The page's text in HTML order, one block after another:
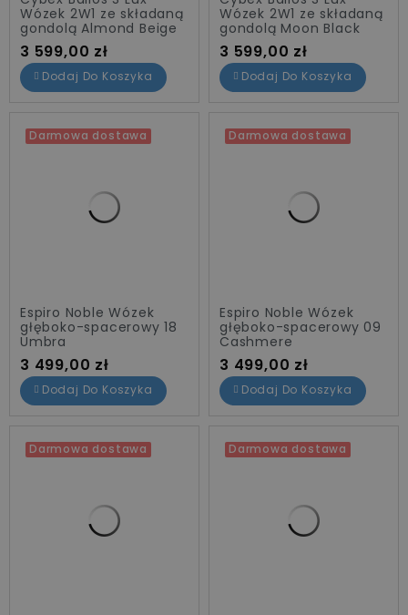
Chicco
CYBEX
Espiro
Future Design
KINDERKRAFT
Promocje
Wózek 2W1 ze składaną
gondolą Almond Beige
Cena
3 599,00 zł
Dodaj Do Koszyka
Wózek 2W1 ze składaną
gondolą Moon Black
Cena
3 599,00 zł
Dodaj Do Koszyka
Darmowa dostawa
Espiro Noble Wózek
głęboko-spacerowy 18
Umbra
Cena
3 499,00 zł
Dodaj Do Koszyka
Darmowa dostawa
Espiro Noble Wózek
głęboko-spacerowy 09
Cashmere
Cena
3 499,00 zł
Dodaj Do Koszyka
Darmowa dostawa Darmowa dostawa